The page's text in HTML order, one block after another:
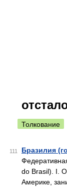
Толкование
111 Бразилия
do Brasil). I.
Америке,